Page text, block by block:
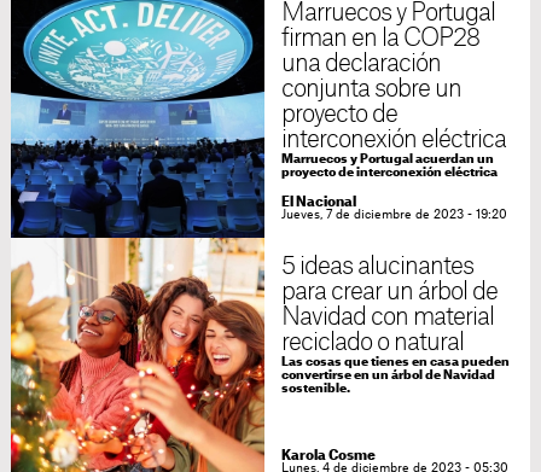
Marruecos y Portugal
firman en la COP28
una declaración
conjunta sobre un
proyecto de
interconexión eléctrica
Marruecos y Portugal acuerdan un
proyecto de interconexión eléctrica
El Nacional
Jueves, 7 de diciembre de 2023 - 19:20
5 ideas alucinantes
para crear un árbol de
Navidad con material
reciclado o natural
Las cosas que tienes en casa pueden
convertirse en un árbol de Navidad
sostenible.
Karola Cosme
Lunes, 4 de diciembre de 2023 - 05:30